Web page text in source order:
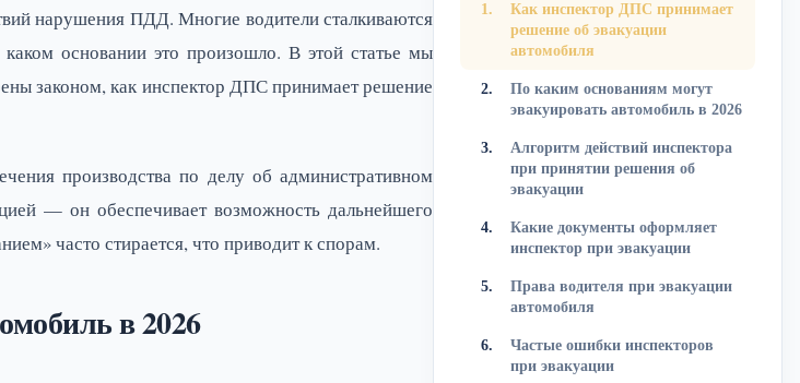
нарушения ПДД. Многие водители сталкиваются
основании это произошло. В этой статье мы
законом, как инспектор ДПС принимает решение
производства по делу об административном
— он обеспечивает возможность дальнейшего
часто стирается, что приводит к спорам.
в 2026
Как инспектор ДПС принимает
решение об эвакуации
автомобиля
По каким основаниям могут
эвакуировать автомобиль в 2026
Алгоритм действий инспектора
при принятии решения об
эвакуации
Какие документы оформляет
инспектор при эвакуации
Права водителя при эвакуации
автомобиля
Частые ошибки инспекторов
при эвакуации